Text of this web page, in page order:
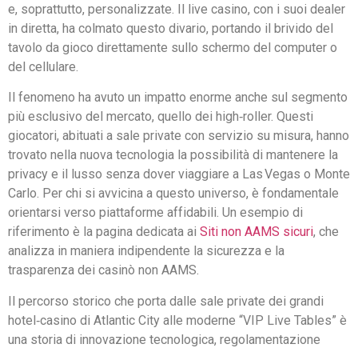
e, soprattutto, personalizzate. Il live casino, con i suoi dealer
in diretta, ha colmato questo divario, portando il brivido del
tavolo da gioco direttamente sullo schermo del computer o
del cellulare.
Il fenomeno ha avuto un impatto enorme anche sul segmento
più esclusivo del mercato, quello dei high‑roller. Questi
giocatori, abituati a sale private con servizio su misura, hanno
trovato nella nuova tecnologia la possibilità di mantenere la
privacy e il lusso senza dover viaggiare a Las Vegas o Monte
Carlo. Per chi si avvicina a questo universo, è fondamentale
orientarsi verso piattaforme affidabili. Un esempio di
riferimento è la pagina dedicata ai Siti non AAMS sicuri, che
analizza in maniera indipendente la sicurezza e la
trasparenza dei casinò non AAMS.
Il percorso storico che porta dalle sale private dei grandi
hotel‑casino di Atlantic City alle moderne “VIP Live Tables” è
una storia di innovazione tecnologica, regolamentazione